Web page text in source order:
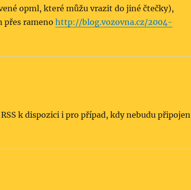
opml, které můžu vrazit do jiné čtečky),
přes ramenohttp://blog.vozovna.cz/2004-
k dispozici i pro případ, kdy nebudu připojen